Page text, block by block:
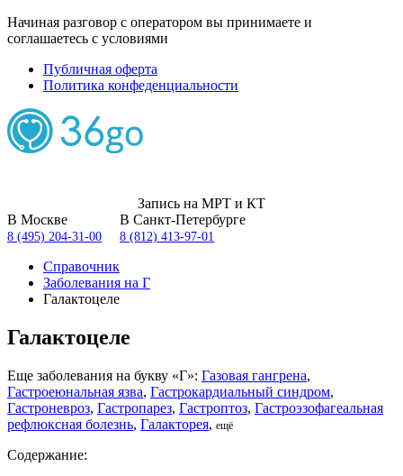
Начиная разговор с оператором вы принимаете и
соглашаетесь с условиями
Публичная оферта
Политика конфеденциальности
Запись на МРТ и КТ
В Москве
8 (495) 204-31-00
В Санкт-Петербурге
8 (812) 413-97-01
Справочник
Заболевания на Г
Галактоцеле
Галактоцеле
Еще заболевания на букву «Г»: Газовая гангрена,
Гастроеюнальная язва, Гастрокардиальный синдром,
Гастроневроз, Гастропарез, Гастроптоз, Гастроэзофагеальная
рефлюксная болезнь, Галакторея, ещё
Содержание: